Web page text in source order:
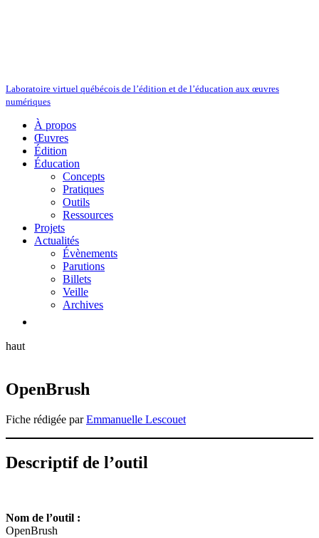
Laboratoire virtuel québécois de l’édition et de l’éducation aux œuvres
numériques
À propos
Œuvres
Édition
Éducation
Concepts
Pratiques
Outils
Ressources
Projets
Actualités
Évènements
Parutions
Billets
Veille
Archives
haut
OpenBrush
Fiche rédigée parEmmanuelle Lescouet
Descriptif de l’outil
Nom de l’outil :
OpenBrush